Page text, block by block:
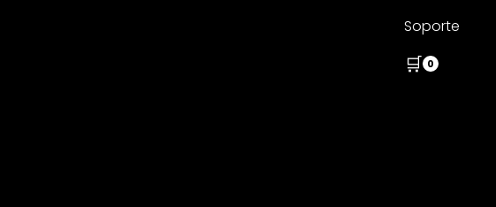
Soporte
🛒 0